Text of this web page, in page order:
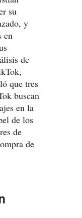
su
y
en
de
que tres
buscan
en la
de los
de
de